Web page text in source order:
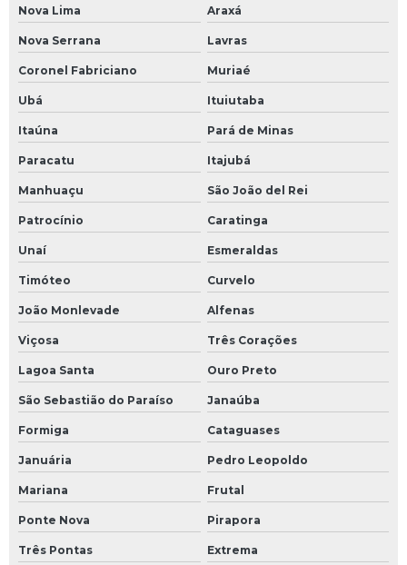
Nova Lima Araxá
Nova Serrana Lavras
Coronel Fabriciano Muriaé
Ubá Ituiutaba
Itaúna Pará de Minas
Paracatu Itajubá
Manhuaçu São João del Rei
Patrocínio Caratinga
Unaí Esmeraldas
Timóteo Curvelo
João Monlevade Alfenas
Viçosa Três Corações
Lagoa Santa Ouro Preto
São Sebastião do Paraíso Janaúba
Formiga Cataguases
Januária Pedro Leopoldo
Mariana Frutal
Ponte Nova Pirapora
Três Pontas Extrema